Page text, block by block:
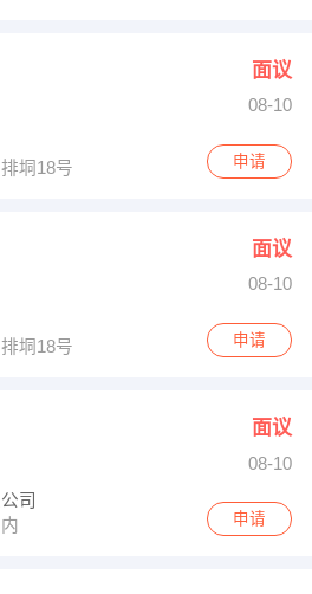
面议
08-10
垌18号
申请
面议
08-10
垌18号
申请
面议
08-10
司
申请